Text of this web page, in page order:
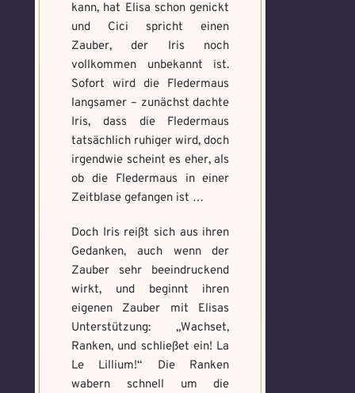
kann, hat Elisa schon genickt
und Cici spricht einen
Zauber, der Iris noch
vollkommen unbekannt ist.
Sofort wird die Fledermaus
langsamer – zunächst dachte
Iris, dass die Fledermaus
tatsächlich ruhiger wird, doch
irgendwie scheint es eher, als
ob die Fledermaus in einer
Zeitblase gefangen ist …
Doch Iris reißt sich aus ihren
Gedanken, auch wenn der
Zauber sehr beeindruckend
wirkt, und beginnt ihren
eigenen Zauber mit Elisas
Unterstützung: „Wachset,
Ranken, und schließet ein! La
Le Lillium!“ Die Ranken
wabern schnell um die